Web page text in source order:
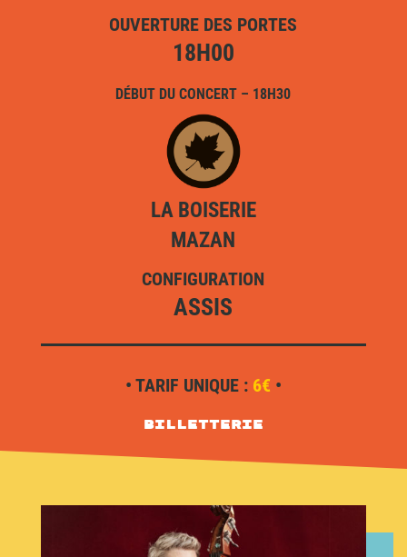
OUVERTURE DES PORTES
18H00
DÉBUT DU CONCERT – 18H30
LA BOISERIE
MAZAN
CONFIGURATION
ASSIS
• TARIF UNIQUE : 6€ •
Billetterie